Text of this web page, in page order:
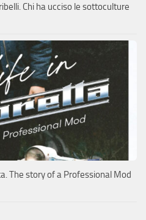
Chi ha ucciso le sottoculture
The story of a Professional Mod